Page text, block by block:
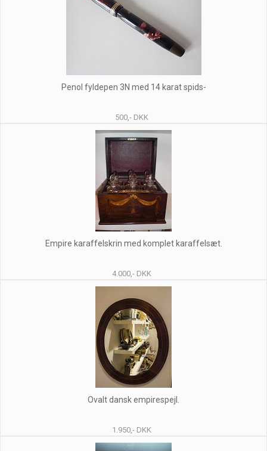
Penol fyldepen 3N med 14 karat spids-
500,- DKK
Empire karaffelskrin med komplet karaffelsæt.
4.000,- DKK
Ovalt dansk empirespejl.
1.950,- DKK